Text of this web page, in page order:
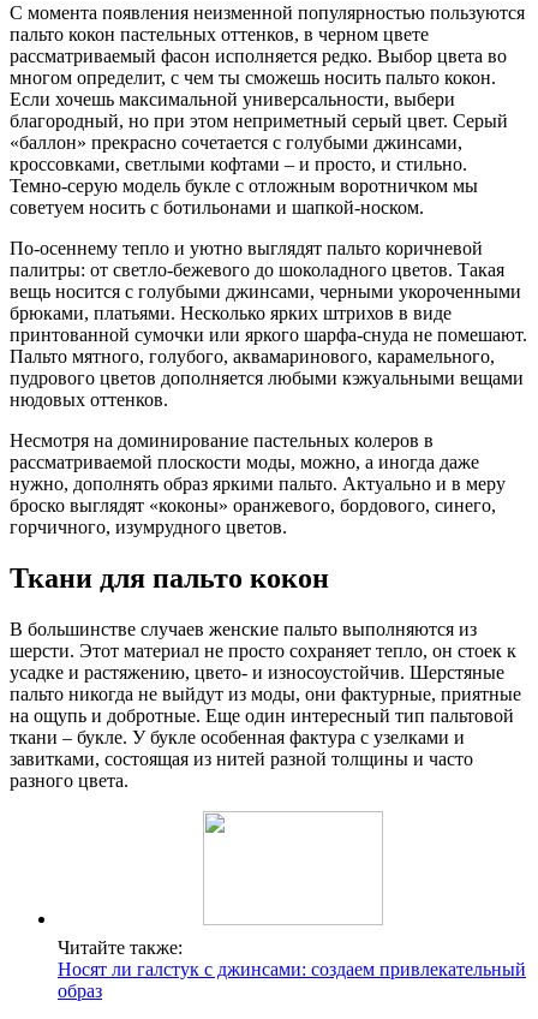
С момента появления неизменной популярностью пользуются
пальто кокон пастельных оттенков, в черном цвете
рассматриваемый фасон исполняется редко. Выбор цвета во
многом определит, с чем ты сможешь носить пальто кокон.
Если хочешь максимальной универсальности, выбери
благородный, но при этом неприметный серый цвет. Серый
«баллон» прекрасно сочетается с голубыми джинсами,
кроссовками, светлыми кофтами – и просто, и стильно.
Темно-серую модель букле с отложным воротничком мы
советуем носить с ботильонами и шапкой-носком.
По-осеннему тепло и уютно выглядят пальто коричневой
палитры: от светло-бежевого до шоколадного цветов. Такая
вещь носится с голубыми джинсами, черными укороченными
брюками, платьями. Несколько ярких штрихов в виде
принтованной сумочки или яркого шарфа-снуда не помешают.
Пальто мятного, голубого, аквамаринового, карамельного,
пудрового цветов дополняется любыми кэжуальными вещами
нюдовых оттенков.
Несмотря на доминирование пастельных колеров в
рассматриваемой плоскости моды, можно, а иногда даже
нужно, дополнять образ яркими пальто. Актуально и в меру
броско выглядят «коконы» оранжевого, бордового, синего,
горчичного, изумрудного цветов.
Ткани для пальто кокон
В большинстве случаев женские пальто выполняются из
шерсти. Этот материал не просто сохраняет тепло, он стоек к
усадке и растяжению, цвето- и износоустойчив. Шерстяные
пальто никогда не выйдут из моды, они фактурные, приятные
на ощупь и добротные. Еще один интересный тип пальтовой
ткани – букле. У букле особенная фактура с узелками и
завитками, состоящая из нитей разной толщины и часто
разного цвета.
Читайте также:
Носят ли галстук с джинсами: создаем привлекательный
образ